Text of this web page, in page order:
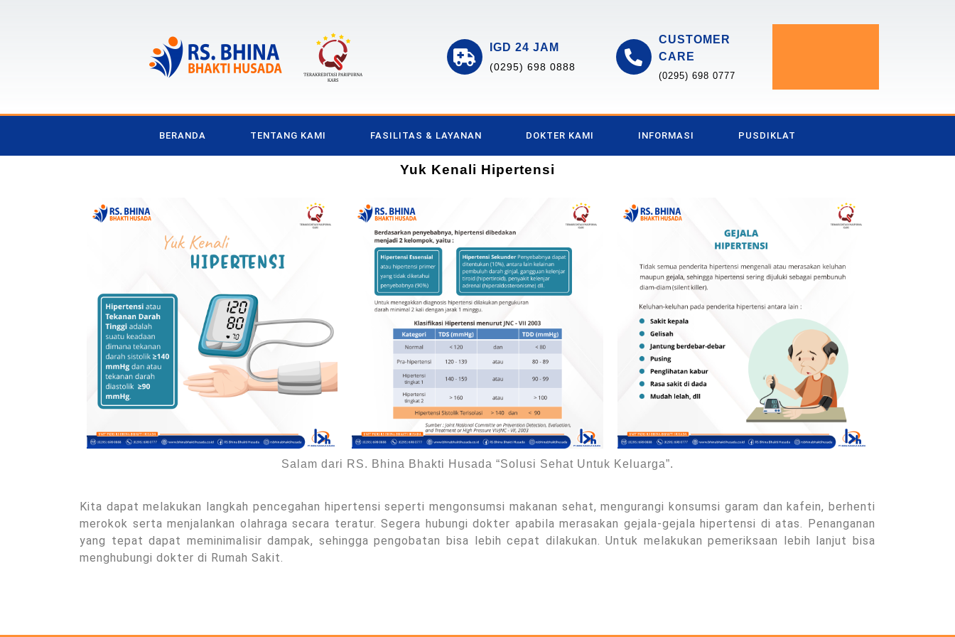
IGD 24 JAM
(0295) 698 0888
CUSTOMER
CARE
(0295) 698 0777
BERANDA TENTANG KAMI FASILITAS & LAYANAN DOKTER KAMI INFORMASI PUSDIKLAT
Yuk Kenali Hipertensi
Salam dari RS. Bhina Bhakti Husada “Solusi Sehat Untuk Keluarga”.
Kita dapat melakukan langkah pencegahan hipertensi seperti mengonsumsi makanan sehat, mengurangi konsumsi garam dan kafein, berhenti
merokok serta menjalankan olahraga secara teratur. Segera hubungi dokter apabila merasakan gejala-gejala hipertensi di atas. Penanganan
yang tepat dapat meminimalisir dampak, sehingga pengobatan bisa lebih cepat dilakukan. Untuk melakukan pemeriksaan lebih lanjut bisa
menghubungi dokter di Rumah Sakit.